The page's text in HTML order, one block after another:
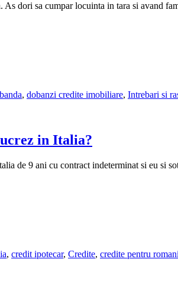
dori sa cumpar locuinta in tara si avand
, dobanzi credite imobiliare, Intrebari si
in Italia?
de 9 ani cu contract indeterminat si eu si
, credit ipotecar, Credite, credite pentru